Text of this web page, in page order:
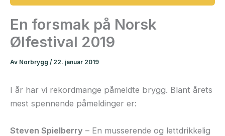
En forsmak på Norsk
Ølfestival 2019
Av Norbrygg / 22. januar 2019
I år har vi rekordmange påmeldte brygg. Blant årets
mest spennende påmeldinger er:
Steven Spielberry – En musserende og lettdrikkelig